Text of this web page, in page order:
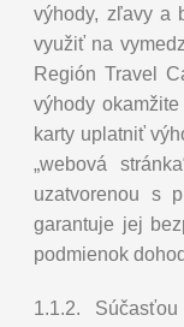
výhody, zľavy a
využiť na
Región Travel
výhody
karty uplatniť
„webová
uzatvorenou s
garantuje jej
podmienok
1.1.2.